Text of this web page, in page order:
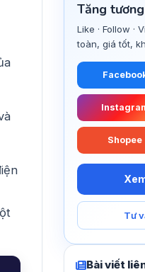
Tăng
Like · Follow ·
toàn, giá tốt,
Shopee
Tư
Bài viết